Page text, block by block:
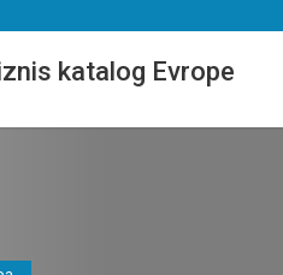
katalog Evrope